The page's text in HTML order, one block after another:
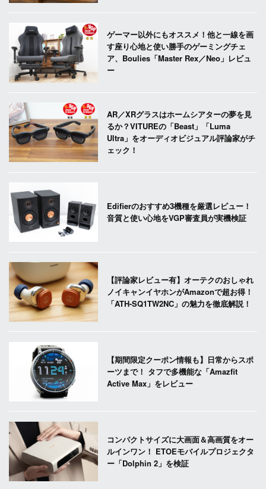
ゲーマー以外にもオススメ！他と一線を画
す座り心地と使い勝手のゲーミングチェ
ア、Boulies「Master Rex／Neo」レビュ
ー
AR／XRグラスはホームシアターの夢を見
るか？VITUREの「Beast」「Luma
Ultra」をオーディオビジュアル評論家がチ
ェック！
Edifierのおすすめ3機種を厳選レビュー！
音質と使い心地をVGP審査員が実機検証
【評論家レビュー有】オーテクのおしゃれ
ノイキャンイヤホンがAmazonで超お得！
「ATH-SQ1TW2NC」の魅力を徹底解説！
【期間限定クーポン情報も】日常からスポ
ーツまで！ タフで多機能な「Amazfit
Active Max」をレビュー
コンパクトサイズに大画面＆高画質をオー
ルインワン！ ETOEモバイルプロジェクタ
ー「Dolphin 2」を検証